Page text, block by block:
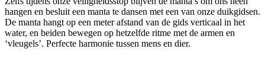
hangen en besluit een manta te dansen met een van onze duikgidsen.
De manta hangt op een meter afstand van de gids verticaal in het
water, en beiden bewegen op hetzelfde ritme met de armen en
‘vleugels’. Perfecte harmonie tussen mens en dier.